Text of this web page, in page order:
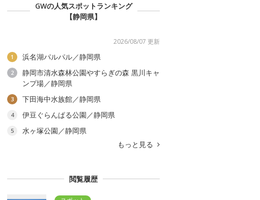
GWの人気スポットランキング
【静岡県】
2026/08/07 更新
1 浜名湖パルパル／静岡県
2
静岡市清水森林公園やすらぎの森 黒川キャ
ンプ場／静岡県
3 下田海中水族館／静岡県
4 伊豆ぐらんぱる公園／静岡県
5
水ヶ塚公園／静岡県
もっと見る
閲覧履歴